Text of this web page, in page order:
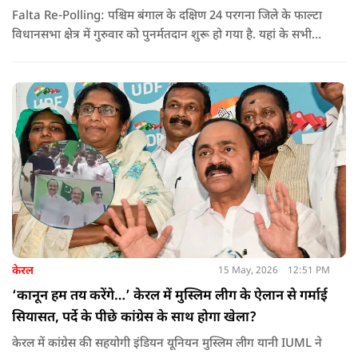
Falta Re-Polling: पश्चिम बंगाल के दक्षिण 24 परगना जिले के फाल्टा
विधानसभा क्षेत्र में गुरुवार को पुनर्मतदान शुरू हो गया है. यहां के सभी
केरल 15 May, 2026 12:51 PM
‘कानून हम तय करेंगे…’ केरल में मुस्लिम लीग के ऐलान से गर्माई
सियासत, पर्दे के पीछे कांग्रेस के साथ होगा खेला?
केरल में कांग्रेस की सहयोगी इंडियन यूनियन मुस्लिम लीग यानी IUML ने